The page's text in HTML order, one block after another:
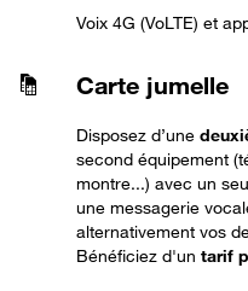
Voix 4G (VoLTE) et
Carte jumelle
Disposez d’une
second équipement
montre...) avec un
une messagerie
alternativement vos
Bénéficiez d'un tarif